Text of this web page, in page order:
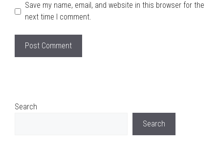
Save my name, email, and website in this browser for the
next time I comment.
Search
Search